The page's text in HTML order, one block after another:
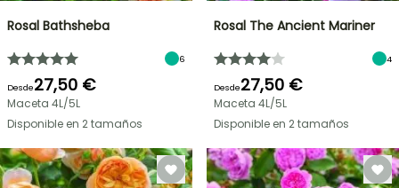
Rosal Bathsheba
6
Desde27,50 €
Maceta 4L/5L
Disponible en 2 tamaños
Rosal The Ancient Mariner
4
Desde27,50 €
Maceta 4L/5L
Disponible en 2 tamaños